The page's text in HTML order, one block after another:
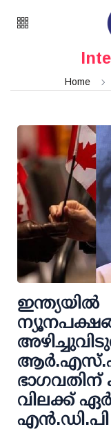
Home
ഇന്ത്യയില്‍
വിലക്ക്
എന്‍.ഡി.പി